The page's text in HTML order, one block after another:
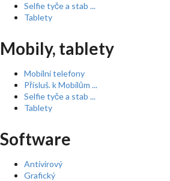
Selfie tyče a stab ...
Tablety
Mobily, tablety
Mobilní telefony
Přísluš. k Mobilům ...
Selfie tyče a stab ...
Tablety
Software
Antivirový
Grafický